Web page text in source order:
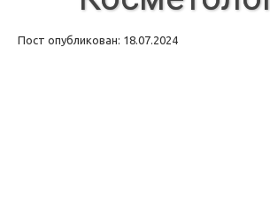
Пост опубликован: 18.07.2024